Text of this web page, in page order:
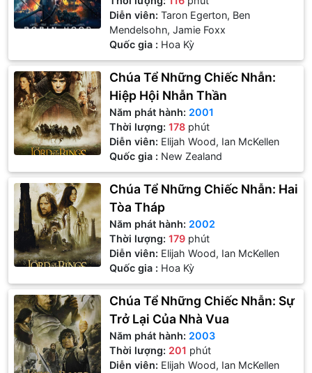
Diễn viên:Taron Egerton, Ben
Mendelsohn, Jamie Foxx
Quốc gia : Hoa Kỳ
Chúa Tể Những Chiếc Nhẫn:
Hiệp Hội Nhẫn Thần
Năm phát hành: 2001
Thời lượng:178 phút
Diễn viên: Elijah Wood, Ian McKellen
Quốc gia : New Zealand
Chúa Tể Những Chiếc Nhẫn: Hai
Tòa Tháp
Năm phát hành: 2002
Thời lượng:179 phút
Diễn viên: Elijah Wood, Ian McKellen
Quốc gia : Hoa Kỳ
Chúa Tể Những Chiếc Nhẫn: Sự
Trở Lại Của Nhà Vua
Năm phát hành: 2003
Thời lượng: 201 phút
Diễn viên: Elijah Wood, Ian McKellen